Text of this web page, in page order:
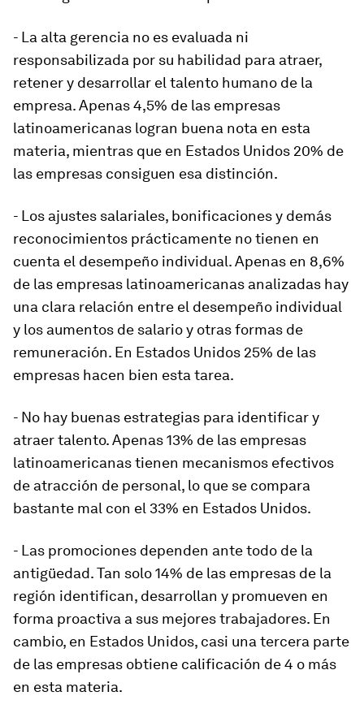
- La alta gerencia no es evaluada ni
responsabilizada por su habilidad para atraer,
retener y desarrollar el talento humano de la
empresa. Apenas 4,5% de las empresas
latinoamericanas logran buena nota en esta
materia, mientras que en Estados Unidos 20% de
las empresas consiguen esa distinción.
- Los ajustes salariales, bonificaciones y demás
reconocimientos prácticamente no tienen en
cuenta el desempeño individual. Apenas en 8,6%
de las empresas latinoamericanas analizadas hay
una clara relación entre el desempeño individual
y los aumentos de salario y otras formas de
remuneración. En Estados Unidos 25% de las
empresas hacen bien esta tarea.
- No hay buenas estrategias para identificar y
atraer talento. Apenas 13% de las empresas
latinoamericanas tienen mecanismos efectivos
de atracción de personal, lo que se compara
bastante mal con el 33% en Estados Unidos.
- Las promociones dependen ante todo de la
antigüedad. Tan solo 14% de las empresas de la
región identifican, desarrollan y promueven en
forma proactiva a sus mejores trabajadores. En
cambio, en Estados Unidos, casi una tercera parte
de las empresas obtiene calificación de 4 o más
en esta materia.